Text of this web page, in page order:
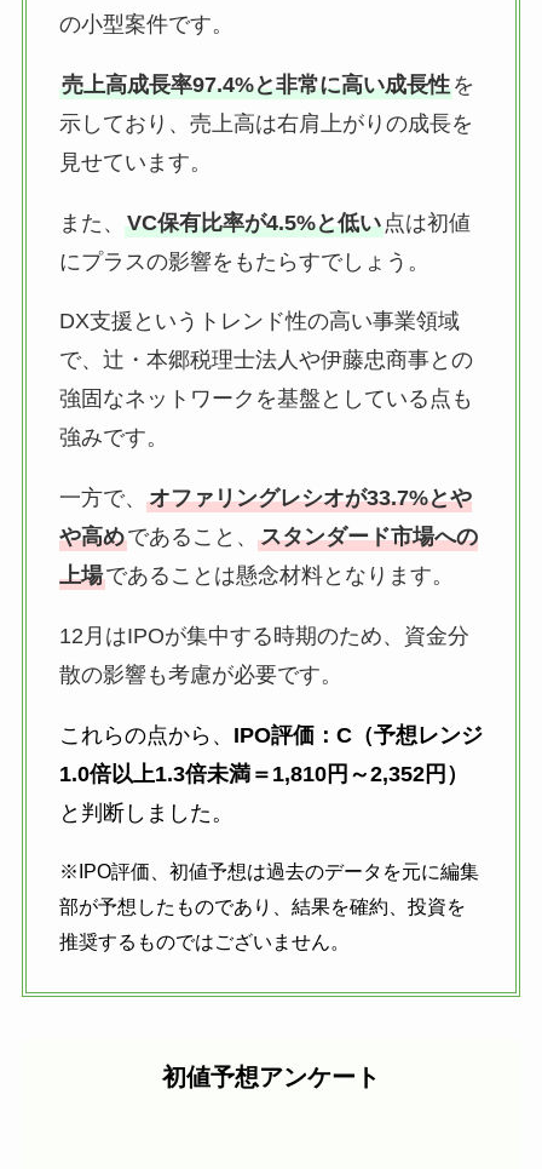
の小型案件です。
売上高成長率97.4%と非常に高い成長性を
示しており、売上高は右肩上がりの成長を
見せています。
また、 VC保有比率が4.5%と低い点は初値
にプラスの影響をもたらすでしょう。
DX支援というトレンド性の高い事業領域
で、辻・本郷税理士法人や伊藤忠商事との
強固なネットワークを基盤としている点も
強みです。
一方で、 オファリングレシオが33.7%とや
や高めであること、 スタンダード市場への
上場であることは懸念材料となります。
12月はIPOが集中する時期のため、資金分
散の影響も考慮が必要です。
これらの点から、 IPO評価：C（予想レンジ
1.0倍以上1.3倍未満＝1,810円～2,352円）
と判断しました。
※IPO評価、初値予想は過去のデータを元に編集
部が予想したものであり、結果を確約、投資を
推奨するものではございません。
初値予想アンケート